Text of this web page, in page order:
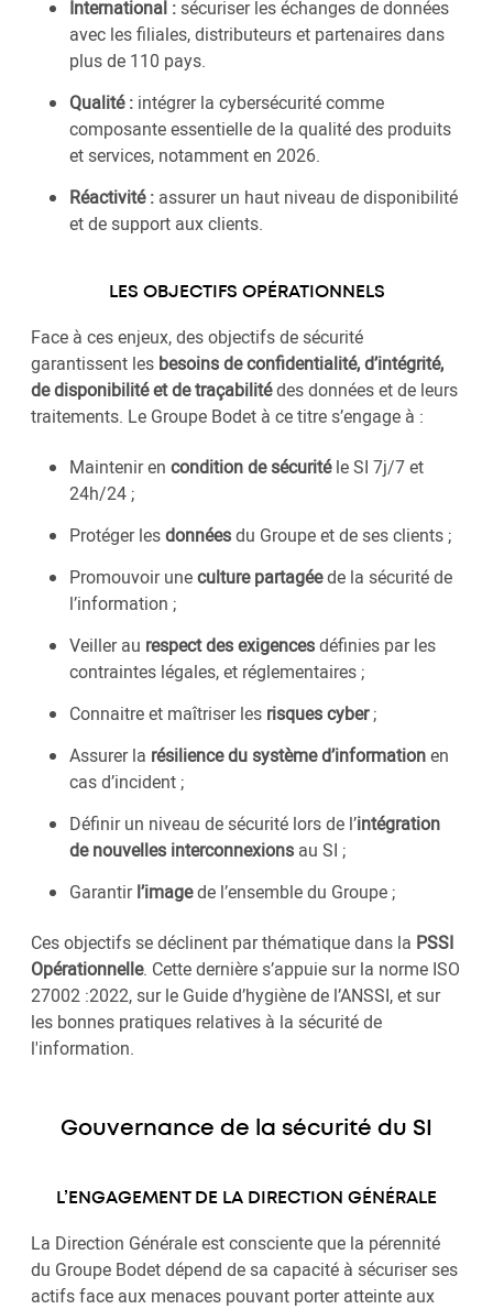
International :sécuriser les échanges de données
avec les filiales, distributeurs et partenaires dans
plus de 110 pays.
Qualité : intégrer la cybersécurité comme
composante essentielle de la qualité des produits
et services, notamment en 2026.
Réactivité : assurer un haut niveau de disponibilité
et de support aux clients.
LES OBJECTIFS OPÉRATIONNELS
Face à ces enjeux, des objectifs de sécurité
garantissent les besoins de confidentialité, d’intégrité,
de disponibilité et de traçabilitédes données et de leurs
traitements. Le Groupe Bodet à ce titre s’engage à :
Maintenir en condition de sécuritéle SI 7j/7 et
24h/24 ;
Protéger lesdonnéesdu Groupe et de ses clients ;
Promouvoir uneculture partagéede la sécurité de
l’information ;
Veiller au respect des exigencesdéfinies par les
contraintes légales, et réglementaires ;
Connaitre et maîtriser les risques cyber;
Assurer la résilience du système d’informationen
cas d’incident ;
Définir un niveau de sécurité lors de l’intégration
de nouvelles interconnexions au SI ;
Garantirl’imagede l’ensemble du Groupe ;
Ces objectifs se déclinent par thématique dans la PSSI
Opérationnelle. Cette dernière s’appuie sur la norme ISO
27002 :2022, sur le Guide d’hygiène de l’ANSSI, et sur
les bonnes pratiques relatives à la sécurité de
l'information.
Gouvernance de la sécurité du SI
L’ENGAGEMENT DE LA DIRECTION GÉNÉRALE
La Direction Générale est consciente que la pérennité
du Groupe Bodet dépend de sa capacité à sécuriser ses
actifs face aux menaces pouvant porter atteinte aux